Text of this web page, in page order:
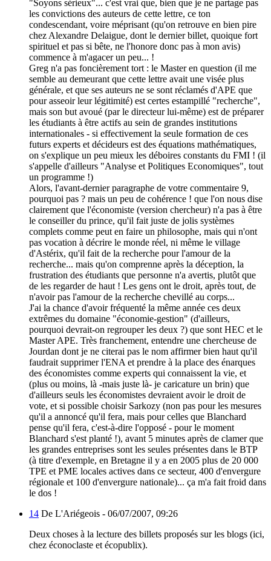
"Soyons sérieux"... c'est vrai que, bien que je ne partage pas
les convictions des auteurs de cette lettre, ce ton
condescendant, voire méprisant (qu'on retrouve en bien pire
chez Alexandre Delaigue, dont le dernier billet, quoique fort
spirituel et pas si bête, ne l'honore donc pas à mon avis)
commence à m'agacer un peu... !
Greg n'a pas foncièrement tort : le Master en question (il me
semble au demeurant que cette lettre avait une visée plus
générale, et que ses auteurs ne se sont réclamés d'APE que
pour asseoir leur légitimité) est certes estampillé "recherche",
mais son but avoué (par le directeur lui-même) est de préparer
les étudiants à être actifs au sein de grandes institutions
internationales - si effectivement la seule formation de ces
futurs experts et décideurs est des équations mathématiques,
on s'explique un peu mieux les déboires constants du FMI ! (il
s'appelle d'ailleurs "Analyse et Politiques Economiques", tout
un programme !)
Alors, l'avant-dernier paragraphe de votre commentaire 9,
pourquoi pas ? mais un peu de cohérence ! que l'on nous dise
clairement que l'économiste (version chercheur) n'a pas à être
le conseiller du prince, qu'il fait juste de jolis systèmes
complets comme peut en faire un philosophe, mais qui n'ont
pas vocation à décrire le monde réel, ni même le village
d'Astérix, qu'il fait de la recherche pour l'amour de la
recherche... mais qu'on comprenne après la déception, la
frustration des étudiants que personne n'a avertis, plutôt que
de les regarder de haut ! Les gens ont le droit, après tout, de
n'avoir pas l'amour de la recherche chevillé au corps...
J'ai la chance d'avoir fréquenté la même année ces deux
extrêmes du domaine "économie-gestion" (d'ailleurs,
pourquoi devrait-on regrouper les deux ?) que sont HEC et le
Master APE. Très franchement, entendre une chercheuse de
Jourdan dont je ne citerai pas le nom affirmer bien haut qu'il
faudrait supprimer l'ENA et prendre à la place des énarques
des économistes comme experts qui connaissent la vie, et
(plus ou moins, là -mais juste là- je caricature un brin) que
d'ailleurs seuls les économistes devraient avoir le droit de
vote, et si possible choisir Sarkozy (non pas pour les mesures
qu'il a annoncé qu'il fera, mais pour celles que Blanchard
pense qu'il fera, c'est-à-dire l'opposé - pour le moment
Blanchard s'est planté !), avant 5 minutes après de clamer que
les grandes entreprises sont les seules présentes dans le BTP
(à titre d'exemple, en Bretagne il y a en 2005 plus de 20 000
TPE et PME locales actives dans ce secteur, 400 d'envergure
régionale et 100 d'envergure nationale)... ça m'a fait froid dans
le dos !
14 De L'Ariégeois - 06/07/2007, 09:26
Deux choses à la lecture des billets proposés sur les blogs (ici,
chez éconoclaste et écopublix).